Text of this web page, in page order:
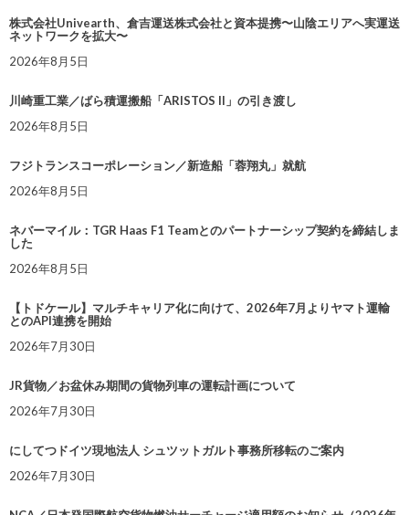
株式会社Univearth、倉吉運送株式会社と資本提携〜山陰エリアへ実運送
ネットワークを拡大〜
2026年8月5日
川崎重工業／ばら積運搬船「ARISTOS II」の引き渡し
2026年8月5日
フジトランスコーポレーション／新造船「蓉翔丸」就航
2026年8月5日
ネバーマイル：TGR Haas F1 Teamとのパートナーシップ契約を締結しま
した
2026年8月5日
【トドケール】マルチキャリア化に向けて、2026年7月よりヤマト運輸
とのAPI連携を開始
2026年7月30日
JR貨物／お盆休み期間の貨物列車の運転計画について
2026年7月30日
にしてつドイツ現地法人 シュツットガルト事務所移転のご案内
2026年7月30日